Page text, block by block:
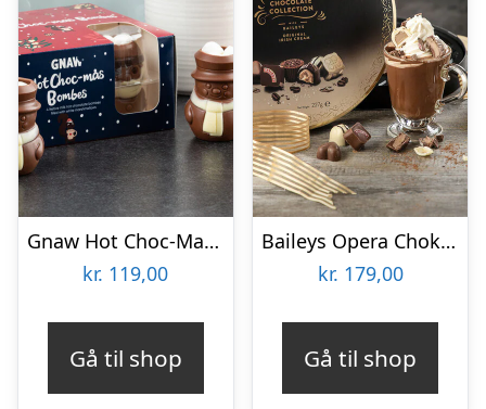
Gnaw Hot Choc-Mas chokoladebomber til varm chokolade
kr. 119,00
Gå til shop
Baileys Opera Chokoladeæske
kr. 179,00
Gå til shop